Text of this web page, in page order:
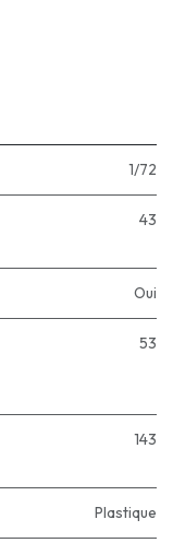
1/72
43
Oui
53
143
Plastique